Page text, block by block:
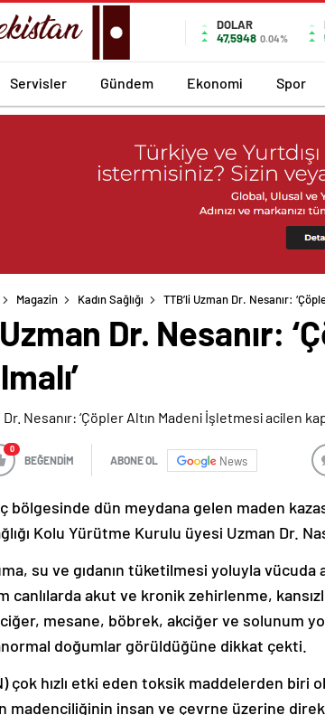
DOLAR
47,5948 0.04%
Servisler Gündem Ekonomi Spor
Magazin Kadın Sağlığı TTB’li Uzman Dr. Nesanır:
Dr. Nesanır:
0
BEĞENDİM ABONE OL News
bölgesinde dün meydana gelen maden
Kolu Yürütme Kurulu üyesi Uzman Dr.
su ve gıdanın tüketilmesi yoluyla
canlılarda akut ve kronik zehirlenme,
mesane, böbrek, akciğer ve solunum
doğumlar görüldüğüne dikkat çekti.
çok hızlı etki eden toksik maddelerden biri
madenciliğinin insan ve çevrne üzerine